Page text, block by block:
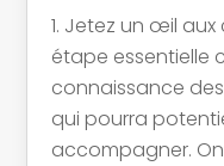
Jetez un œil aux
étape essentielle
connaissance des
qui pourra
accompagner.